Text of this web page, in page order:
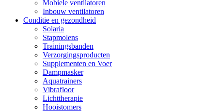
Mobiele ventilatoren
Inbouw ventilatoren
Conditie en gezondheid
Solaria
Stapmolens
Trainingsbanden
Verzorgingsproducten
Supplementen en Voer
Dampmasker
Aquatrainers
Vibrafloor
Lichttherapie
Hooistomers